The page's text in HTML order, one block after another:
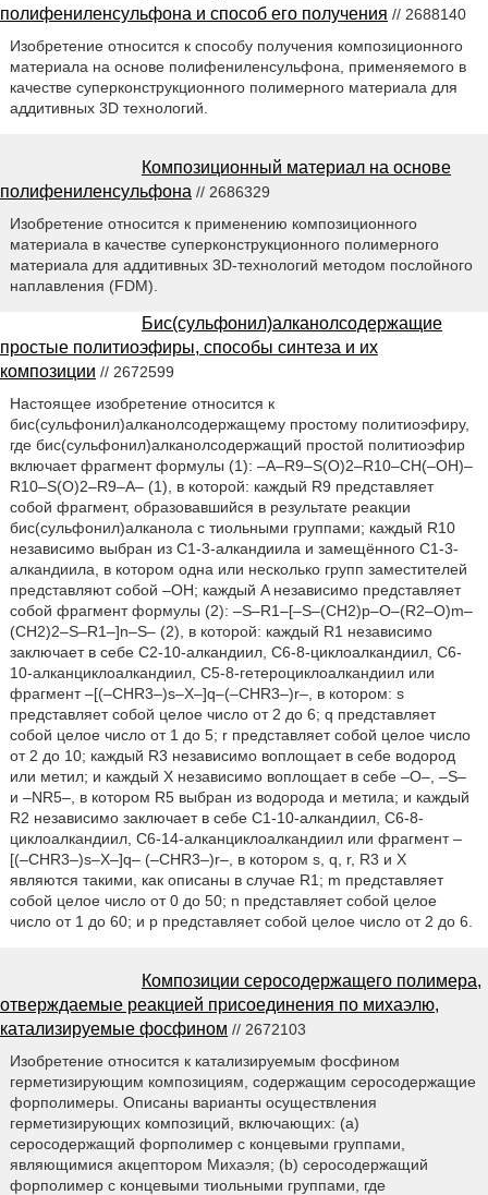
полифениленсульфона и способ его получения // 2688140
Изобретение относится к способу получения композиционного
материала на основе полифениленсульфона, применяемого в
качестве суперконструкционного полимерного материала для
аддитивных 3D технологий.
Композиционный материал на основе
полифениленсульфона // 2686329
Изобретение относится к применению композиционного
материала в качестве суперконструкционного полимерного
материала для аддитивных 3D-технологий методом послойного
наплавления (FDM).
Бис(сульфонил)алканолсодержащие
простые политиоэфиры, способы синтеза и их
композиции // 2672599
Настоящее изобретение относится к
бис(сульфонил)алканолсодержащему простому политиоэфиру,
где бис(сульфонил)алканолсодержащий простой политиоэфир
включает фрагмент формулы (1): –A–R9–S(O)2–R10–CH(–OH)–
R10–S(O)2–R9–A– (1), в которой: каждый R9 представляет
собой фрагмент, образовавшийся в результате реакции
бис(сульфонил)алканола с тиольными группами; каждый R10
независимо выбран из C1-3-алкандиила и замещённого C1-3-
алкандиила, в котором одна или несколько групп заместителей
представляют собой –OH; каждый A независимо представляет
собой фрагмент формулы (2): –S–R1–[–S–(CH2)p–O–(R2–O)m–
(CH2)2–S–R1–]n–S– (2), в которой: каждый R1 независимо
заключает в себе C2-10-алкандиил, C6-8-циклоалкандиил, C6-
10-алканциклоалкандиил, C5-8-гетероциклоалкандиил или
фрагмент –[(–CHR3–)s–X–]q–(–CHR3–)r–, в котором: s
представляет собой целое число от 2 до 6; q представляет
собой целое число от 1 до 5; r представляет собой целое число
от 2 до 10; каждый R3 независимо воплощает в себе водород
или метил; и каждый X независимо воплощает в себе –O–, –S–
и –NR5–, в котором R5 выбран из водорода и метила; и каждый
R2 независимо заключает в себе C1-10-алкандиил, C6-8-
циклоалкандиил, C6-14-алканциклоалкандиил или фрагмент –
[(–CHR3–)s–X–]q– (–CHR3–)r–, в котором s, q, r, R3 и X
являются такими, как описаны в случае R1; m представляет
собой целое число от 0 до 50; n представляет собой целое
число от 1 до 60; и p представляет собой целое число от 2 до 6.
Композиции серосодержащего полимера,
отверждаемые реакцией присоединения по михаэлю,
катализируемые фосфином // 2672103
Изобретение относится к катализируемым фосфином
герметизирующим композициям, содержащим серосодержащие
форполимеры. Описаны варианты осуществления
герметизирующих композиций, включающих: (а)
серосодержащий форполимер с концевыми группами,
являющимися акцептором Михаэля; (b) серосодержащий
форполимер с концевыми тиольными группами, где